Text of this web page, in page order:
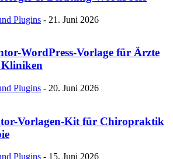
Plugins - 21. Juni 2026
WordPress-Vorlage für Ärzte
Kliniken
Plugins - 20. Juni 2026
Vorlagen-Kit für Chiropraktik
Plugins - 15. Juni 2026